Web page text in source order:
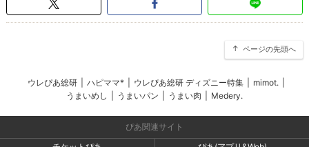
ページの先頭へ
ウレぴあ総研 ハピママ* ウレぴあ総研 ディズニー特集 mimot.
うまいめし
うまいパン うまい肉 Medery.
ぴあ関連サイト